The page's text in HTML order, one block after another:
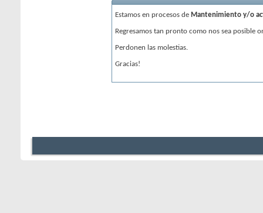
Estamos en procesos de Mantenimiento y/o
Regresamos tan pronto como nos sea posible
Perdonen las molestias.
Gracias!